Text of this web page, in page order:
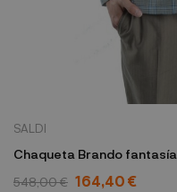
SALDI
Chaqueta Brando fantasía
548,00 € 164,40 €